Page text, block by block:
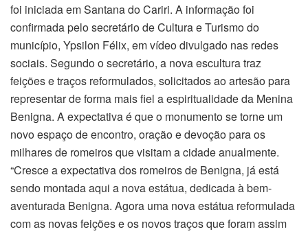
foi iniciada em Santana do Cariri. A informação foi
confirmada pelo secretário de Cultura e Turismo do
município, Ypsilon Félix, em vídeo divulgado nas redes
sociais. Segundo o secretário, a nova escultura traz
feições e traços reformulados, solicitados ao artesão para
representar de forma mais fiel a espiritualidade da Menina
Benigna. A expectativa é que o monumento se torne um
novo espaço de encontro, oração e devoção para os
milhares de romeiros que visitam a cidade anualmente.
“Cresce a expectativa dos romeiros de Benigna, já está
sendo montada aqui a nova estátua, dedicada à bem-
aventurada Benigna. Agora uma nova estátua reformulada
com as novas feições e os novos traços que foram assim